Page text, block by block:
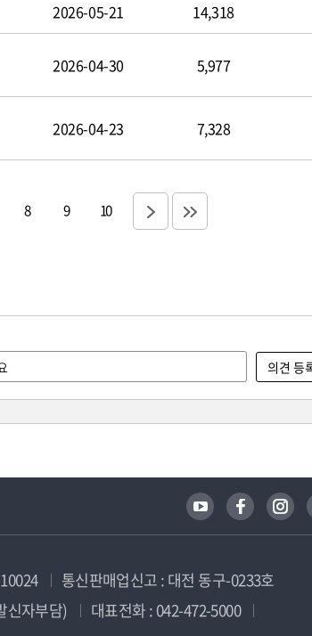
2026-05-21 14,318
2026-04-30 5,977
2026-04-23 7,328
8 9 10
통신판매업신고 : 대전 동구-0233호
신자부담)
대표전화 : 042-472-5000